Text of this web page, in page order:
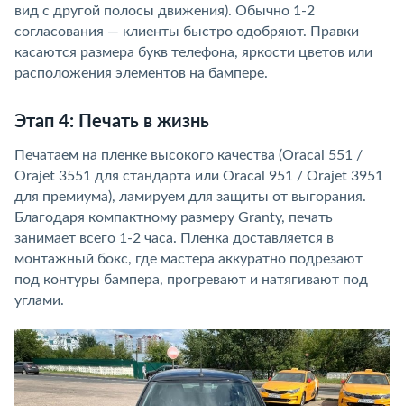
вид с другой полосы движения). Обычно 1-2
согласования — клиенты быстро одобряют. Правки
касаются размера букв телефона, яркости цветов или
расположения элементов на бампере.
Этап 4: Печать в жизнь
Печатаем на пленке высокого качества (Oracal 551 /
Orajet 3551 для стандарта или Oracal 951 / Orajet 3951
для премиума), ламируем для защиты от выгорания.
Благодаря компактному размеру Granty, печать
занимает всего 1-2 часа. Пленка доставляется в
монтажный бокс, где мастера аккуратно подрезают
под контуры бампера, прогревают и натягивают под
углами.